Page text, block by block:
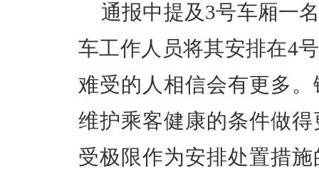
通报中提及3号车厢一
车工作人员将其安排在4
难受的人相信会有更多
维护乘客健康的条件做
受极限作为安排处置措